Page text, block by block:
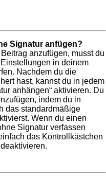
Signatur anfügen?
anzufügen, musst du
in deinem
Nachdem du die
hast, kannst du in jedem
anhängen“ aktivieren. Du
indem du in
das standardmäßige
Wenn du einen
Signatur verfassen
das Kontrollkästchen